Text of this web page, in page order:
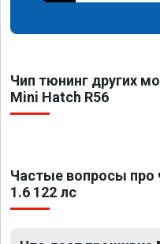
Чип тюнинг других
Mini Hatch R56
Частые вопросы про
1.6 122 лс